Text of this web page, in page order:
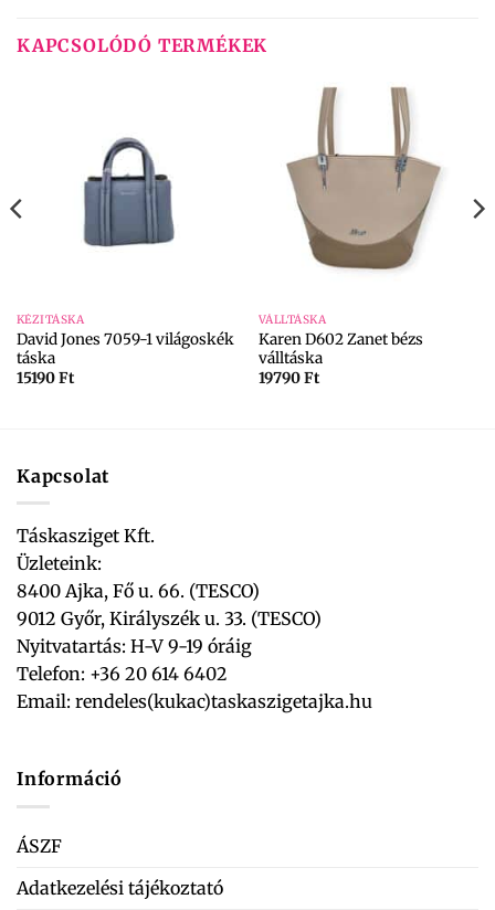
KAPCSOLÓDÓ TERMÉKEK
KÉZITÁSKA
David Jones 7059-1 világoskék
táska
15190Ft
VÁLLTÁSKA
Karen D602 Zanet bézs
válltáska
19790Ft
Kapcsolat
Táskasziget Kft.
Üzleteink:
8400 Ajka, Fő u. 66. (TESCO)
9012 Győr, Királyszék u. 33. (TESCO)
Nyitvatartás: H-V 9-19 óráig
Telefon: +36 20 614 6402
Email: rendeles(kukac)taskaszigetajka.hu
Információ
ÁSZF
Adatkezelési tájékoztató